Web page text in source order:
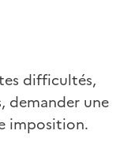
difficultés,
demander une
imposition.